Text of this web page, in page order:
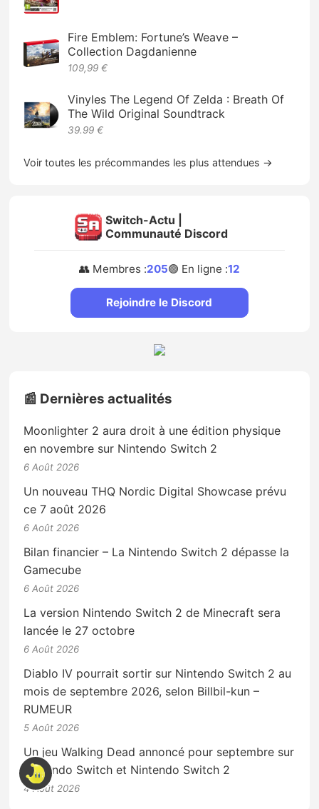
Fire Emblem: Fortune’s Weave –
Collection Dagdanienne
109,99 €
Vinyles The Legend Of Zelda : Breath Of
The Wild Original Soundtrack
39.99 €
Voir toutes les précommandes les plus attendues →
Switch-Actu |
Communauté Discord
👥 Membres :205🟢 En ligne :12
Rejoindre le Discord
📰 Dernières actualités
Moonlighter 2 aura droit à une édition physique
en novembre sur Nintendo Switch 2
6 Août 2026
Un nouveau THQ Nordic Digital Showcase prévu
ce 7 août 2026
6 Août 2026
Bilan financier – La Nintendo Switch 2 dépasse la
Gamecube
6 Août 2026
La version Nintendo Switch 2 de Minecraft sera
lancée le 27 octobre
6 Août 2026
Diablo IV pourrait sortir sur Nintendo Switch 2 au
mois de septembre 2026, selon Billbil-kun –
RUMEUR
5 Août 2026
Un jeu Walking Dead annoncé pour septembre sur
Nintendo Switch et Nintendo Switch 2
4 Août 2026